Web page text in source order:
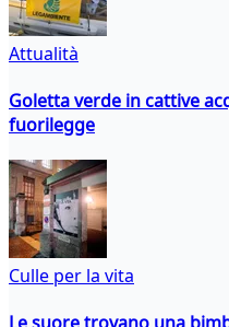
Attualità
Goletta verde in cattive
fuorilegge
Culle per la vita